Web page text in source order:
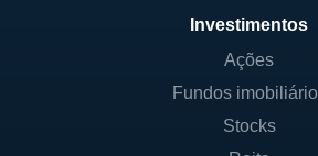
Investimentos
Ações
Fundos
Stocks